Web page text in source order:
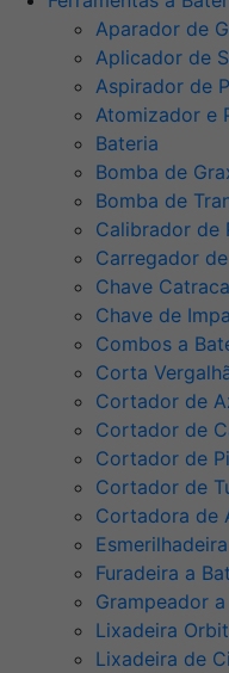
Aparador de
Aplicador de
Aspirador de
Atomizador e
Bateria
Bomba de
Bomba de
Calibrador de
Carregador
Chave
Chave de
Combos a
Corta
Cortador de
Cortador de
Cortador de
Cortador de
Cortadora de
Furadeira a
Grampeador
Lixadeira
Lixadeira de